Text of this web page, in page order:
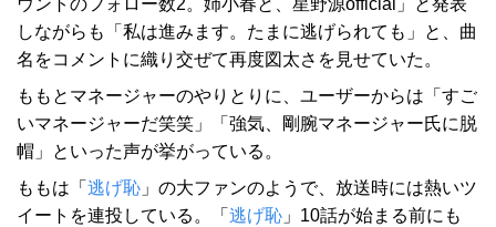
ウントのフォロー数2。姉小春と、星野源official」と発表
しながらも「私は進みます。たまに逃げられても」と、曲
名をコメントに織り交ぜて再度図太さを見せていた。
ももとマネージャーのやりとりに、ユーザーからは「すご
いマネージャーだ笑笑」「強気、剛腕マネージャー氏に脱
帽」といった声が挙がっている。
ももは「 逃げ恥 」の大ファンのようで、放送時には熱いツ
イートを連投している。「 逃げ恥 」10話が始まる前にも